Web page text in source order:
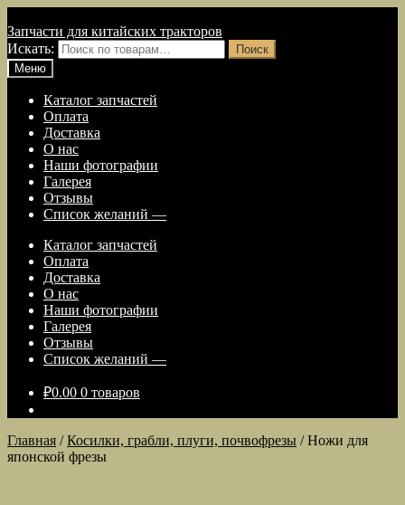
Запчасти для китайских тракторов
Искать:
Поиск
Меню
Каталог запчастей
Оплата
Доставка
О нас
Наши фотографии
Галерея
Отзывы
Список желаний —
Каталог запчастей
Оплата
Доставка
О нас
Наши фотографии
Галерея
Отзывы
Список желаний —
₽0.00 0 товаров
Главная /Косилки, грабли, плуги, почвофрезы /Ножи для
японской фрезы